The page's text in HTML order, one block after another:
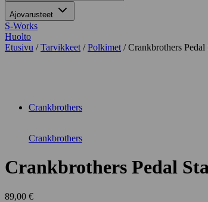
Ajovarusteet
S-Works
Huolto
Etusivu /Tarvikkeet /Polkimet / Crankbrothers
Crankbrothers
Crankbrothers
Crankbrothers Pedal
89,00 €